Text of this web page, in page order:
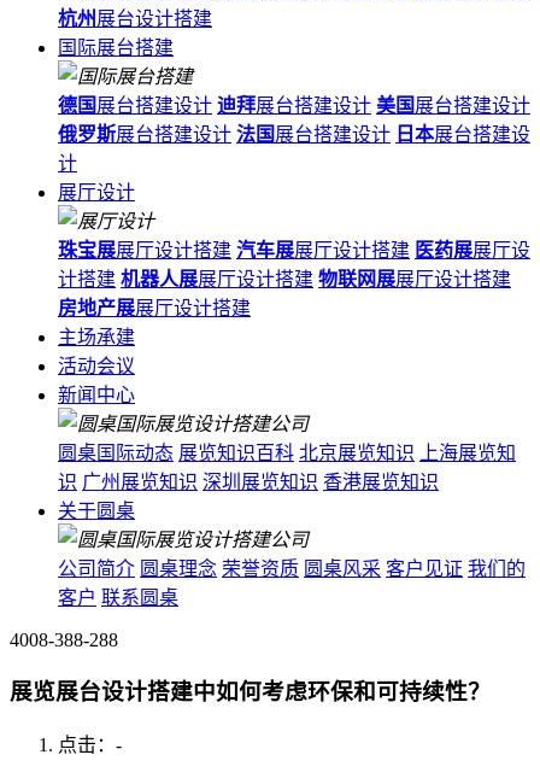
杭州展台设计搭建
国际展台搭建
德国 展台搭建设计 迪拜展台搭建设计 美国 展台搭建设计
俄罗斯展台搭建设计 法国 展台搭建设计 日本展台搭建设
计
展厅设计
珠宝展展厅设计搭建 汽车展展厅设计搭建 医药展展厅设
计搭建 机器人展展厅设计搭建 物联网展展厅设计搭建
房地产展展厅设计搭建
主场承建
活动会议
新闻中心
圆桌国际动态 展览知识百科 北京展览知识
上海展览知
识 广州展览知识 深圳展览知识 香港展览知识
关于圆桌
公司简介 圆桌理念 荣誉资质 圆桌风采 客户见证 我们的
客户 联系圆桌
4008-388-288
展览展台设计搭建中如何考虑环保和可持续性？
点击： -